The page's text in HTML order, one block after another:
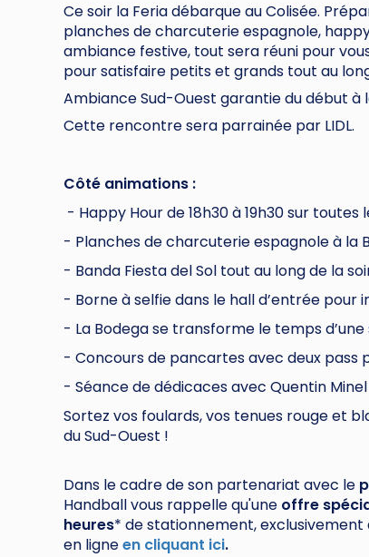
Ce soir la Feria débarque au Colisée.
planches de charcuterie espagnole,
ambiance festive, tout sera réuni pour
pour satisfaire petits et grands tout au
Ambiance Sud-Ouest garantie du début à
Cette rencontre sera parrainée par LIDL.
Côté animations :
- Happy Hour de 18h30 à 19h30 sur toutes
- Planches de charcuterie espagnole à la
- Banda Fiesta del Sol tout au long de la
- Borne à selfie dans le hall d’entrée pour
- La Bodega se transforme le temps
- Concours de pancartes avec deux pass
- Séance de dédicaces avec Quentin
Sortez vos foulards, vos tenues rouge et
du Sud-Ouest !
Dans le cadre de son partenariat avec le
Handball vous rappelle qu'une offre
heures* de stationnement,
en ligneen cliquant ici.